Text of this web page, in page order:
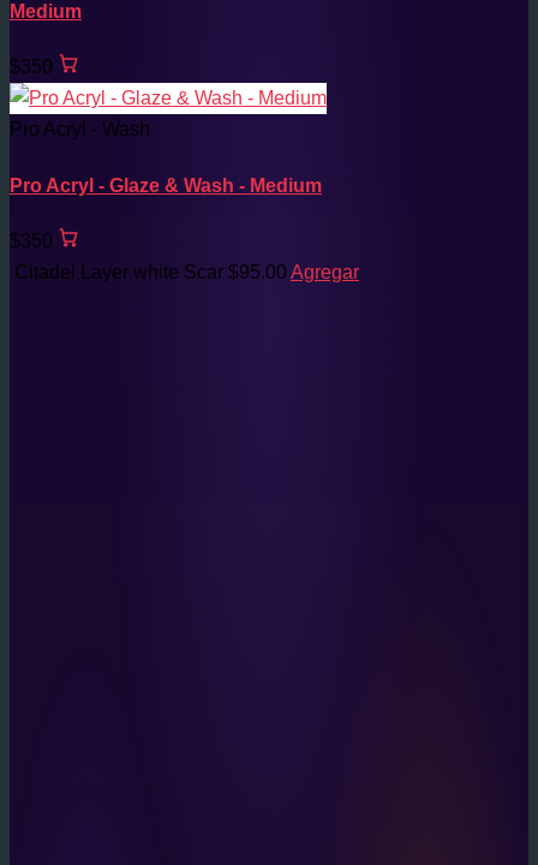
Medium
$350
Pro Acryl - Wash
Pro Acryl - Glaze & Wash - Medium
$350
Citadel Layer white Scar $95.00 Agregar